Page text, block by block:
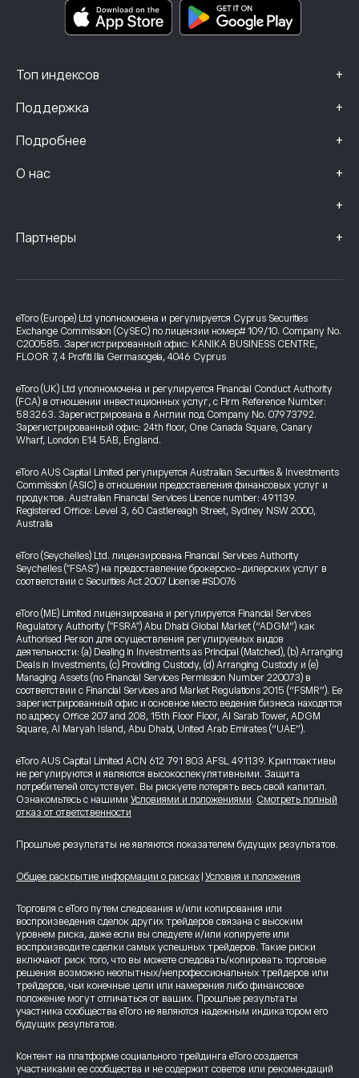
Топ индексов +
Поддержка +
Подробнее +
О нас +
+
Данные о жалобах (клиенты FCA)
Партнеры +
eToro (Europe) Ltd уполномочена и регулируется Cyprus Securities
Exchange Commission (CySEC) по лицензии номер# 109/10. Company No.
C200585. Зарегистрированный офис: KANIKA BUSINESS CENTRE,
FLOOR 7, 4 Profiti Ilia Germasogeia, 4046 Cyprus
eToro (UK) Ltd уполномочена и регулируется Financial Conduct Authority
(FCA) в отношении инвестиционных услуг, с Firm Reference Number:
583263. Зарегистрирована в Англии под Company No. 07973792.
Зарегистрированный офис: 24th floor, One Canada Square, Canary
Wharf, London E14 5AB, England.
eToro AUS Capital Limited регулируется Australian Securities & Investments
Commission (ASIC) в отношении предоставления финансовых услуг и
продуктов. Australian Financial Services Licence number: 491139.
Registered Office: Level 3, 60 Castlereagh Street, Sydney NSW 2000,
Australia
eToro (Seychelles) Ltd. лицензирована Financial Services Authority
Seychelles ("FSAS") на предоставление брокерско-дилерских услуг в
соответствии с Securities Act 2007 License #SD076
eToro (ME) Limited лицензирована и регулируется Financial Services
Regulatory Authority ("FSRA") Abu Dhabi Global Market (“ADGM”) как
Authorised Person для осуществления регулируемых видов
деятельности: (a) Dealing in Investments as Principal (Matched), (b) Arranging
Deals in Investments, (c) Providing Custody, (d) Arranging Custody и (e)
Managing Assets (по Financial Services Permission Number 220073) в
соответствии с Financial Services and Market Regulations 2015 (“FSMR”). Ее
зарегистрированный офис и основное место ведения бизнеса находятся
по адресу Office 207 and 208, 15th Floor Floor, Al Sarab Tower, ADGM
Square, Al Maryah Island, Abu Dhabi, United Arab Emirates (“UAE”).
eToro AUS Capital Limited ACN 612 791 803 AFSL 491139. Криптоактивы
не регулируются и являются высокоспекулятивными. Защита
потребителей отсутствует. Вы рискуете потерять весь свой капитал.
Ознакомьтесь с нашими Условиями и положениями. Смотреть полный
отказ от ответственности
Прошлые результаты не являются показателем будущих результатов.
Общее раскрытие информации о рисках Условия и положения
Торговля с eToro путем следования и/или копирования или
воспроизведения сделок других трейдеров связана с высоким
уровнем риска, даже если вы следуете и/или копируете или
воспроизводите сделки самых успешных трейдеров. Такие риски
включают риск того, что вы можете следовать/копировать торговые
решения возможно неопытных/непрофессиональных трейдеров или
трейдеров, чьи конечные цели или намерения либо финансовое
положение могут отличаться от ваших. Прошлые результаты
участника сообщества eToro не являются надежным индикатором его
будущих результатов.
Контент на платформе социального трейдинга eToro создается
участниками ее сообщества и не содержит советов или рекомендаций